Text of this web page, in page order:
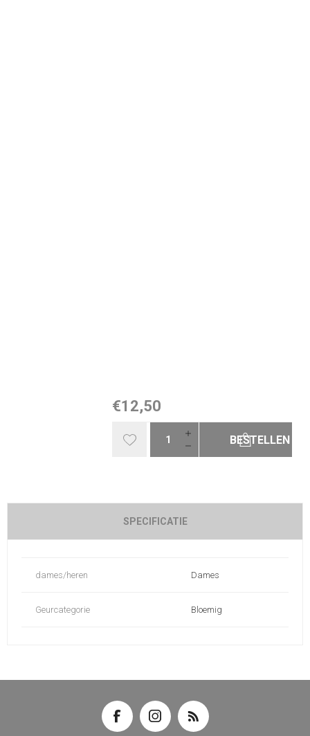
€12,50
BESTELLEN
SPECIFICATIE
dames/heren Dames
Geurcategorie Bloemig